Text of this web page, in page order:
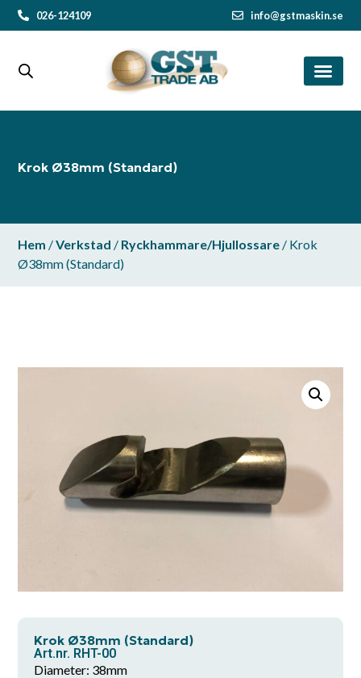
026-124109 info@gstmaskin.se
Krok Ø38mm (Standard)
Hem /Verkstad / Ryckhammare/Hjullossare / Krok
Ø38mm (Standard)
Krok Ø38mm (Standard)
Art.nr. RHT-00
Diameter: 38mm